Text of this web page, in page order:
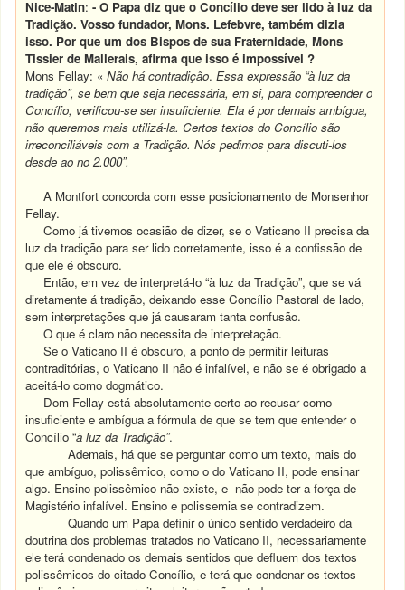
Nice-Matin:- O Papa diz que o Concílio deve ser lido à luz da
Tradição. Vosso fundador, Mons. Lefebvre, também dizia
isso. Por que um dos Bispos de sua Fraternidade, Mons
Tissier de Mallerais, afirma que isso é impossível ?
Mons Fellay: «Não há contradição.Essa expressão “à luz da
tradição”, se bem que seja necessária, em si, para compreender o
Concílio, verificou-se ser insuficiente. Ela é por demais ambígua,
não queremos mais utilizá-la. Certos textos do Concílio são
irreconciliáveis com a Tradição. Nós pedimos para discuti-los
desde ao no 2.000”.
A Montfort concorda com esse posicionamento de Monsenhor
Fellay.
Como já tivemos ocasião de dizer, se o Vaticano II precisa da
luz da tradição para ser lido corretamente, isso é a confissão de
que ele é obscuro.
Então, em vez de interpretá-lo “à luz da Tradição”, que se vá
diretamente á tradição, deixando esse Concílio Pastoral de lado,
sem interpretações que já causaram tanta confusão.
O que é claro não necessita de interpretação.
Se o Vaticano II é obscuro, a ponto de permitir leituras
contraditórias, o Vaticano II não é infalível, e não se é obrigado a
aceitá-lo como dogmático.
Dom Fellay está absolutamente certo ao recusar como
insuficiente e ambígua a fórmula de que se tem que entender o
Concílio “à luz da Tradição”.
Ademais, há que se perguntar como um texto, mais do
que ambíguo, polissêmico, como o do Vaticano II, pode ensinar
algo. Ensino polissêmico não existe, e não pode ter a força de
Magistério infalível. Ensino e polissemia se contradizem.
Quando um Papa definir o único sentido verdadeiro da
doutrina dos problemas tratados no Vaticano II, necessariamente
ele terá condenado os demais sentidos que defluem dos textos
polissêmicos do citado Concílio, e terá que condenar os textos